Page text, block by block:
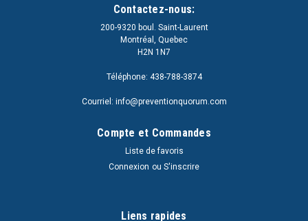
Contactez-nous:
200-9320 boul. Saint-Laurent
Montréal, Quebec
H2N 1N7
Téléphone: 438-788-3874
Courriel: info@preventionquorum.com
Compte et Commandes
Liste de favoris
Connexion ou S'inscrire
Liens rapides